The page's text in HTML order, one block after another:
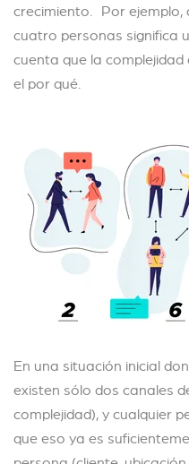
crecimiento. Por ejemplo,
cuatro personas significa
cuenta que la
el por qué.
En una situación inicial
existen sólo dos canales
complejidad), y cualquier
que eso ya es